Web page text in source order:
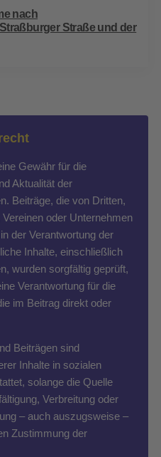
nach
Straße und der
Gewähr für die
Aktualität der
Beiträge, die von Dritten,
oder Unternehmen
der Verantwortung der
Inhalte, einschließlich
wurden sorgfältig geprüft,
Verantwortung für die
im Beitrag direkt oder
Beiträgen sind
Inhalte in sozialen
solange die Quelle
Verbreitung oder
– auch auszugsweise –
Zustimmung der